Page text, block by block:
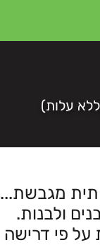
עלות)
מגבשת...
על פי דרישה